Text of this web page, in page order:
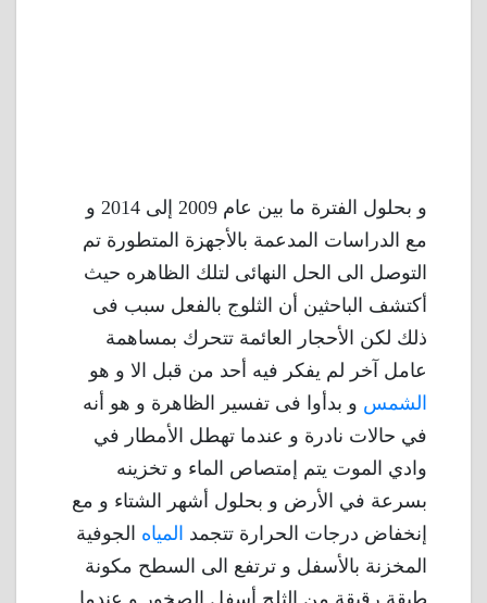
و بحلول الفترة ما بين عام 2009 إلى 2014 و
مع الدراسات المدعمة بالأجهزة المتطورة تم
التوصل الى الحل النهائى لتلك الظاهره حيث
أكتشف الباحثين أن الثلوج بالفعل سبب فى
ذلك لكن الأحجار العائمة تتحرك بمساهمة
عامل آخر لم يفكر فيه أحد من قبل الا و هو
الشمس و بدأوا فى تفسير الظاهرة و هو أنه
في حالات نادرة و عندما تهطل الأمطار في
وادي الموت يتم إمتصاص الماء و تخزينه
بسرعة في الأرض و بحلول أشهر الشتاء و مع
إنخفاض درجات الحرارة تتجمد المياه الجوفية
المخزنة بالأسفل و ترتفع الى السطح مكونة
طبقة رقيقة من الثلج أسفل الصخور و عندما